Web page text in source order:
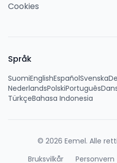
Cookies
Språk
SuomiEnglishEspañolSvenska
NederlandsPolskiPortuguês
TürkçeBahasa Indonesia
© 2026 Eemel. Alle
Bruksvilkår
Personvern